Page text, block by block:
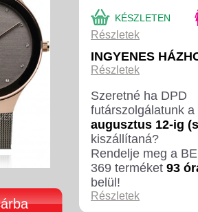
KÉSZLETEN
Részletek
INGYENES
Részletek
Szeretné ha DPD
futárszolgálatunk a
augusztus 12-ig
kiszállítaná?
Rendelje meg a
369 terméket 93
belül!
Részletek